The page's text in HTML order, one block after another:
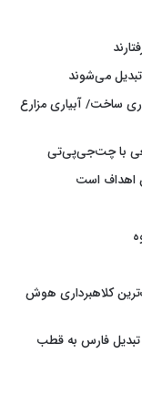
می‌شوند
ساخت/ آبیاری مزارع
با چت‌جی‌پی‌تی
اهداف است
بزرگ‌ترین کلاهبرداری هوش
تبدیل فارس به قطب